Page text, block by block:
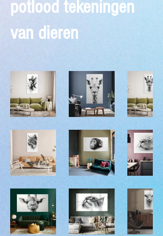
potlood tekeningen
van dieren